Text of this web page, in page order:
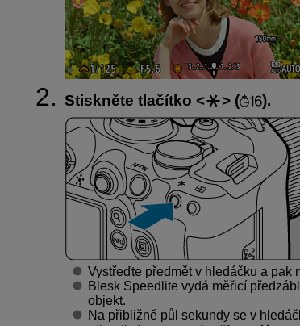
Stiskněte tlačítko ( ).
Vystřeďte předmět v hledáčku a pak
Blesk Speedlite vydá měřicí
objekt.
Na přibližně půl sekundy se v